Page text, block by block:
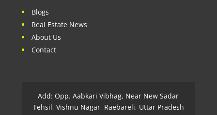
Blogs
Real Estate News
About Us
Contact
Add: Opp. Aabkari Vibhag, Near New Sadar
Tehsil, Vishnu Nagar, Raebareli, Uttar Pradesh